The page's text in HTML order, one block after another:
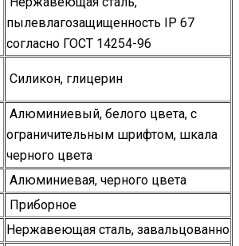
пылевлагозащищенность IP 67
согласно ГОСТ 14254-96
Силикон, глицерин
Алюминиевый, белого цвета, с
ограничительным шрифтом, шкала
черного цвета
Алюминиевая, черного цвета
Приборное
Нержавеющая сталь, завальцованно